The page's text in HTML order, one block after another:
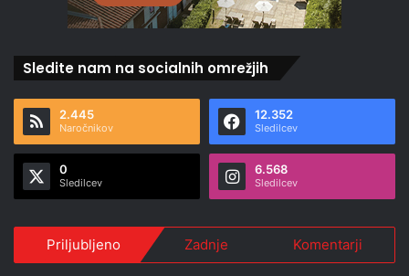
Sledite nam na socialnih omrežjih
2.445
Naročnikov
12.352
Sledilcev
0
Sledilcev
6.568
Sledilcev
Priljubljeno Zadnje Komentarji